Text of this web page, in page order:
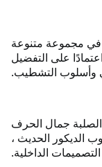
في مجموعة متنوعة
على التفضيل
التشطيب.
الصلبة جمال الحرف
الديكور الحديث ،
الداخلية.